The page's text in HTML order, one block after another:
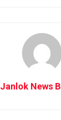
Janlok News